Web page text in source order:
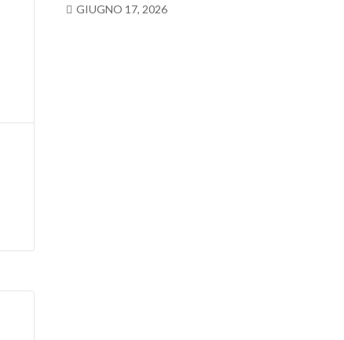
GIUGNO 17, 2026